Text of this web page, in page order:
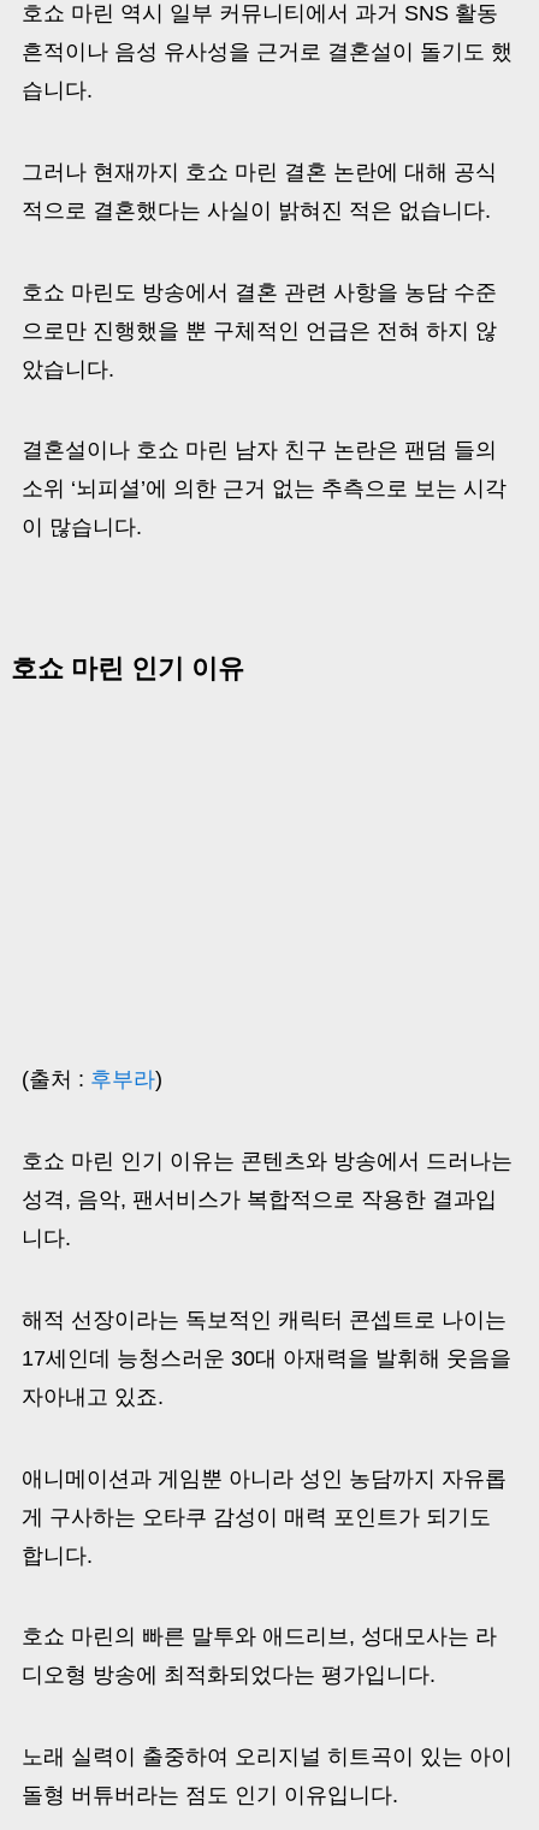
호쇼 마린 역시 일부 커뮤니티에서 과거 SNS 활동
흔적이나 음성 유사성을 근거로 결혼설이 돌기도 했
습니다.
그러나 현재까지 호쇼 마린 결혼 논란에 대해 공식
적으로 결혼했다는 사실이 밝혀진 적은 없습니다.
호쇼 마린도 방송에서 결혼 관련 사항을 농담 수준
으로만 진행했을 뿐 구체적인 언급은 전혀 하지 않
았습니다.
결혼설이나 호쇼 마린 남자 친구 논란은 팬덤 들의
소위 ‘뇌피셜’에 의한 근거 없는 추측으로 보는 시각
이 많습니다.
호쇼 마린 인기 이유
(출처 : 후부라)
호쇼 마린 인기 이유는 콘텐츠와 방송에서 드러나는
성격, 음악, 팬서비스가 복합적으로 작용한 결과입
니다.
해적 선장이라는 독보적인 캐릭터 콘셉트로 나이는
17세인데 능청스러운 30대 아재력을 발휘해 웃음을
자아내고 있죠.
애니메이션과 게임뿐 아니라 성인 농담까지 자유롭
게 구사하는 오타쿠 감성이 매력 포인트가 되기도
합니다.
호쇼 마린의 빠른 말투와 애드리브, 성대모사는 라
디오형 방송에 최적화되었다는 평가입니다.
노래 실력이 출중하여 오리지널 히트곡이 있는 아이
돌형 버튜버라는 점도 인기 이유입니다.